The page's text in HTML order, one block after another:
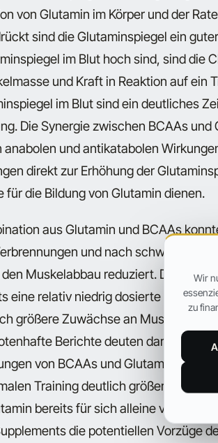
von Glutamin im Körper und der
sind die Glutaminspiegel ein
im Blut hoch sind, sind die
und Kraft in Reaktion auf ein
im Blut sind ein deutliches
Die Synergie zwischen BCAAs
anabolen und antikatabolen
direkt zur Erhöhung der
für die Bildung von Glutamin dienen.
aus Glutamin und BCAAs
und nach schweren
Muskelabbau reduziert. Darüber
eine relativ niedrig dosierte
größere Zuwächse an
Berichte deuten darauf hin,
von BCAAs und Glutamin in
Training deutlich größere
bereits für sich alleine viele
die potentiellen Vorzüge
Wir
zu